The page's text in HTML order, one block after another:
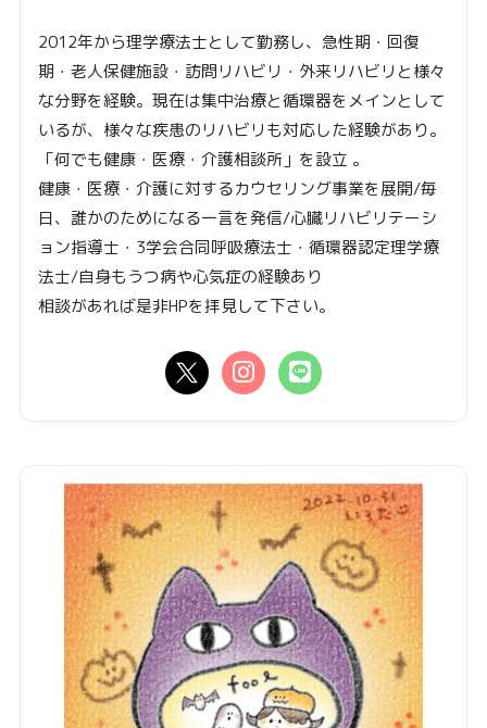
2012年から理学療法士として勤務し、急性期・回復
期・老人保健施設・訪問リハビリ・外来リハビリと様々
な分野を経験。現在は集中治療と循環器をメインとして
いるが、様々な疾患のリハビリも対応した経験があり。
「何でも健康・医療・介護相談所」を設立 。
健康・医療・介護に対するカウセリング事業を展開/毎
日、誰かのためになる一言を発信/心臓リハビリテーシ
ョン指導士・3学会合同呼吸療法士・循環器認定理学療
法士/自身もうつ病や心気症の経験あり
相談があれば是非HPを拝見して下さい。